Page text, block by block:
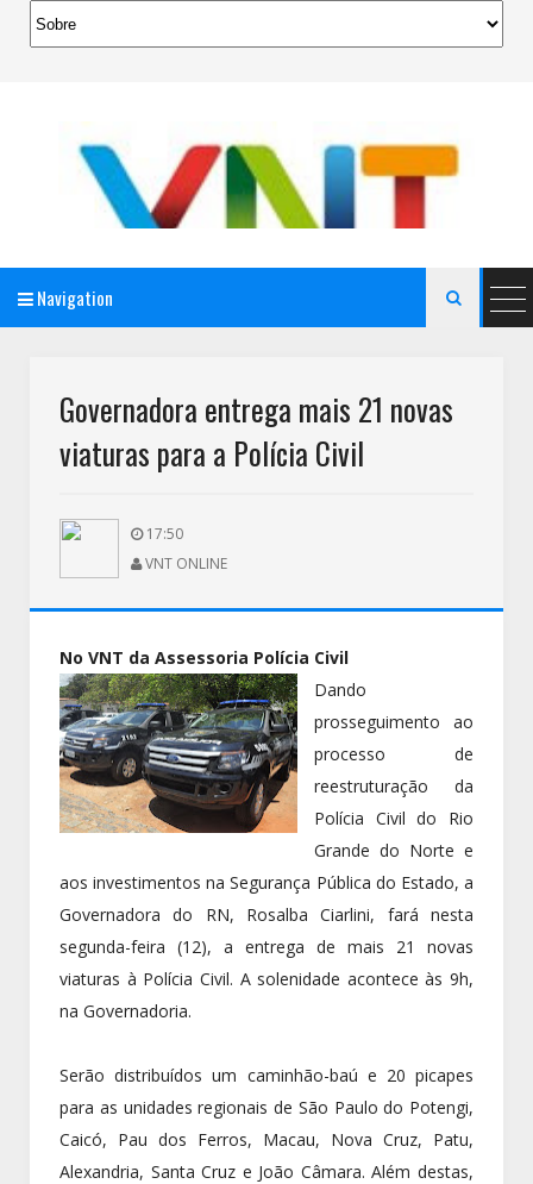
Navigation 
Governadora entrega mais 21 novas
viaturas para a Polícia Civil
17:50
VNT ONLINE
No VNT da Assessoria Polícia Civil
Dando
prosseguimento ao
processo de
reestruturação da
Polícia Civil do Rio
Grande do Norte e
aos investimentos na Segurança Pública do Estado, a
Governadora do RN, Rosalba Ciarlini, fará nesta
segunda-feira (12), a entrega de mais 21 novas
viaturas à Polícia Civil. A solenidade acontece às 9h,
na Governadoria.
Serão distribuídos um caminhão-baú e 20 picapes
para as unidades regionais de São Paulo do Potengi,
Caicó, Pau dos Ferros, Macau, Nova Cruz, Patu,
Alexandria, Santa Cruz e João Câmara. Além destas,